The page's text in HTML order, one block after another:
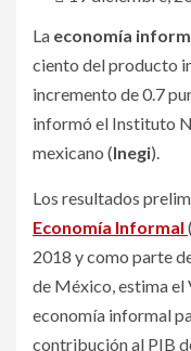
La economía
ciento del producto
incremento de 0.7
informó el Instituto
mexicano (Inegi).
Los resultados
Economía Informal
2018 y como parte
de México, estima
economía informal
contribución al PIB